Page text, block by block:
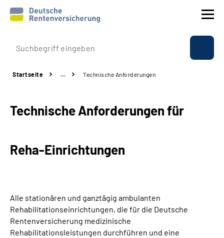
Prävention
Rente
Über uns & Presse
Online-Services
Startseite … Technische Anforderungen
Technische Anforderungen für
Reha-Einrichtungen
Alle stationären und ganztägig ambulanten
Rehabilitationseinrichtungen, die für die Deutsche
Rentenversicherung medizinische
Rehabilitationsleistungen durchführen und eine